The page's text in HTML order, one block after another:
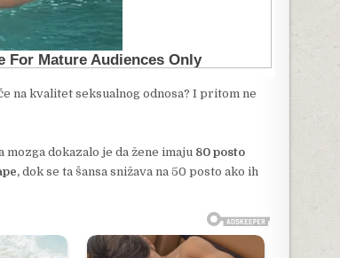
na kvalitet seksualnog odnosa? I pritom ne
dokazalo je da žene imaju 80 posto
dok se ta šansa snižava na 50 posto ako ih